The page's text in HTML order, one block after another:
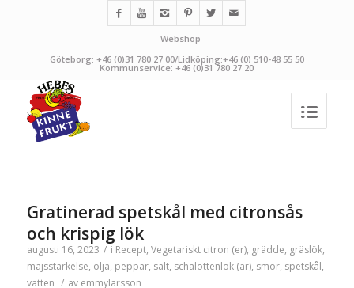
Webshop
Göteborg: +46 (0)31 780 27 00/Lidköping:+46 (0) 510-48 55 50
Kommunservice: +46 (0)31 780 27 20
Gratinerad spetskål med citronsås
och krispig lök
augusti 16, 2023 / i Recept, Vegetariskt citron (er), grädde, gräslök,
majsstärkelse, olja, peppar, salt, schalottenlök (ar), smör, spetskål,
vatten / av emmylarsson